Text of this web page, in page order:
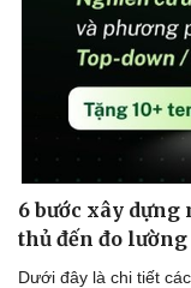
6 bước xây
thủ đến đo lường
Dưới đây là chi tiết